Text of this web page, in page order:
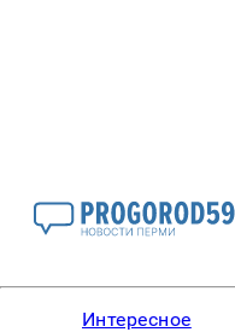
Интересное